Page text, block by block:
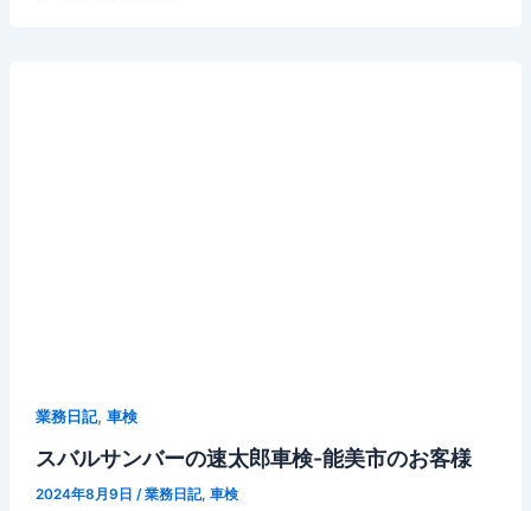
業務日記, 車検
スバルサンバーの速太郎車検-能美市のお客様
2024年8月9日 /業務日記, 車検